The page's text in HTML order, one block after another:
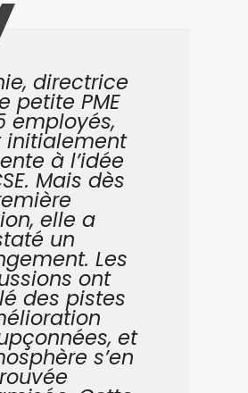
directrice
petite PME
employés,
initialement
à l’idée
Mais dès
elle a
un
Les
ont
des pistes
et
s’en